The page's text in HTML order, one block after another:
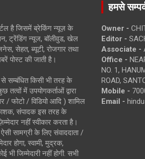
है जिसमें ब्रेकिंग न्यूज़ के
ट्रेंडिंग न्यूज, बॉलीवुड, खेल
सेहत, ब्यूटी, रोजगार तथा
पोस्ट की जाती है।
सम्बंधित किसी भी तरह के
तत्वों में उपयोगकर्ताओं द्वारा
/ फोटो / विडियो आदि ) शामिल
संपादक इस तरह के
नहीं स्वीकार करता है।
सामग्री के लिए संवाददाता /
होगा, स्वामी, मुद्रक,
जिम्मेदारी नहीं होगी. सभी
हमसे
Owner -
Editor -
Associate -
Office -
NO. 1,
ROAD,
Mobile -
Email -